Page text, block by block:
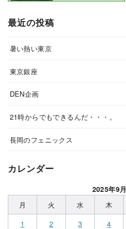
最近の投稿
暑い熱い東京
東京銀座
DEN企画
21時からでもできるんだ・・・。
長岡のフェニックス
カレンダー
2025年9月
月 火 水 木
1
2 3 4